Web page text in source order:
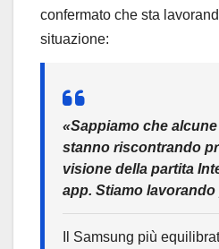
confermato che sta
situazione:
«Sappiamo che
stanno riscontrando
visione della partita
app. Stiamo
Il Samsung più